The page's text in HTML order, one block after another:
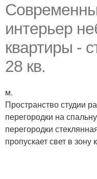
интерьер
квартиры -
28 кв.
м.
Пространство студии
перегородки на
перегородки
пропускает свет в зону